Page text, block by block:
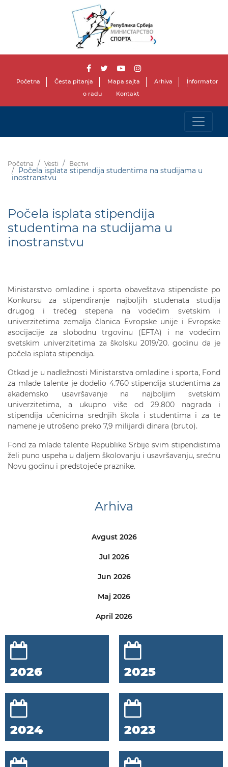
Početna Česta pitanja Mapa sajta Arhiva
Informator
o radu
Kontakt
Početna Vesti Вести
Počela isplata stipendija studentima na studijama u
inostranstvu
Počela isplata stipendija
studentima na studijama u
inostranstvu
Ministarstvo omladine i sporta obaveštava stipendiste po
Konkursu za stipendiranje najboljih studenata studija
drugog i trećeg stepena na vodećim svetskim i
univerzitetima zemalja članica Evropske unije i Evropske
asocijacije za slobodnu trgovinu (EFTA) i na vodećim
svetskim univerzitetima za školsku 2019/20. godinu da je
počela isplata stipendija.
Otkad je u nadležnosti Ministarstva omladine i sporta, Fond
za mlade talente je dodelio 4.760 stipendija studentima za
akademsko usavršavanje na najboljim svetskim
univerzitetima, a ukupno više od 29.800 nagrada i
stipendija učenicima srednjih škola i studentima i za te
namene je utrošeno preko 7,9 milijardi dinara (bruto).
Fond za mlade talente Republike Srbije svim stipendistima
želi puno uspeha u daljem školovanju i usavršavanju, srećnu
Novu godinu i predstojeće praznike.
Arhiva
Avgust 2026
Jul 2026
Jun 2026
Maj 2026
April 2026
2026 2025
2024 2023